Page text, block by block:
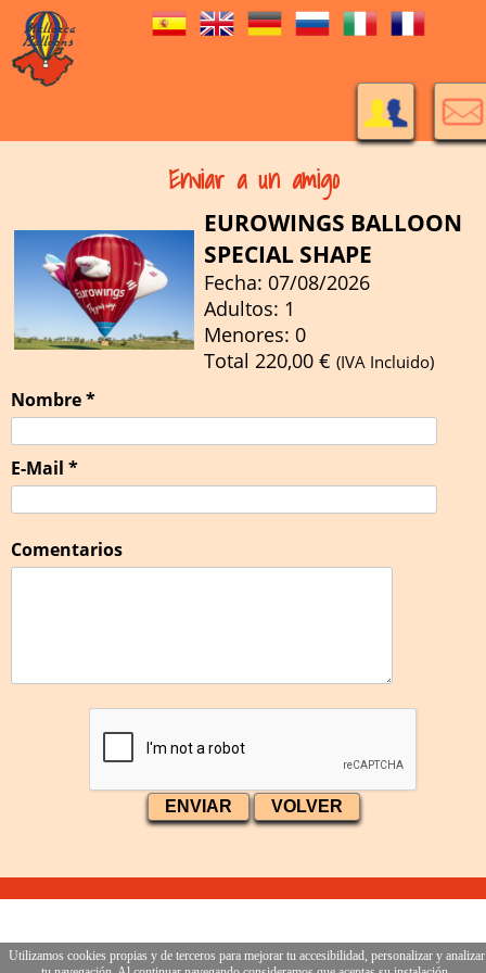
Utilizamos cookies propias y de terceros para mejorar tu accesibilidad, personalizar y analizar
Enviar a un amigo
EUROWINGS BALLOON
SPECIAL SHAPE
Fecha: 07/08/2026
Adultos: 1
Menores: 0
Total 220,00 € (IVA Incluido)
Nombre *
E-Mail *
Comentarios